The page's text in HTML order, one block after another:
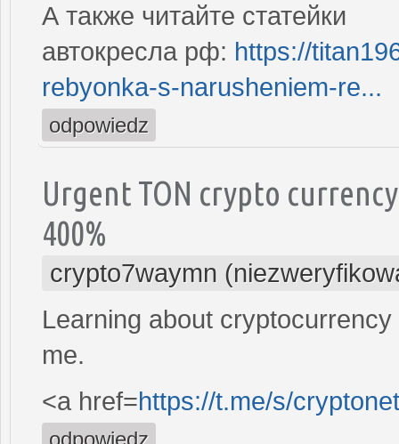
А также читайте статейки
автокресла рф: https://
rebyonka-s-narusheniem-re...
odpowiedz
Urgent TON crypto
400%
crypto7waymn
Learning about
me.
<a href=https://t.me/s/
odpowiedz